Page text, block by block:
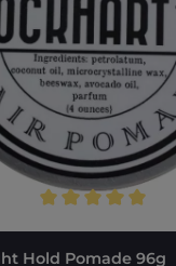
Hold Pomade 96g